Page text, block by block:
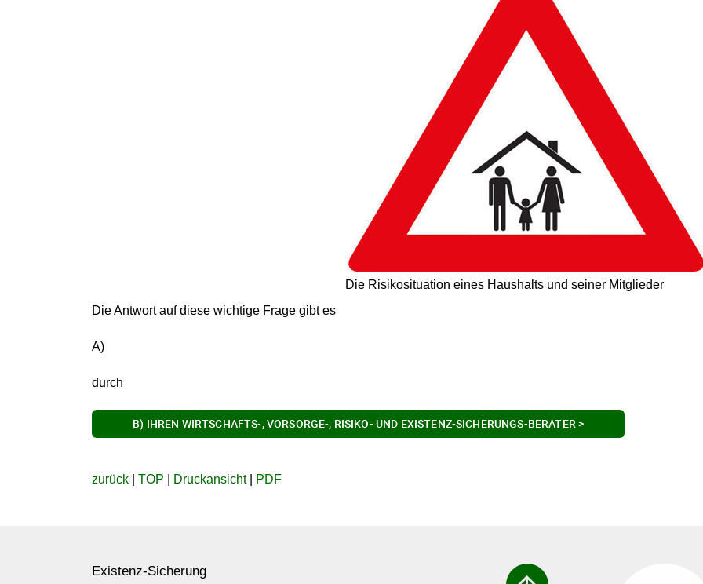
Die Risikosituation eines Haushalts und seiner Mitglieder
Die Antwort auf diese wichtige Frage gibt es
A)
durch
B) IHREN WIRTSCHAFTS-, VORSORGE-, RISIKO- UND EXISTENZ-SICHERUNGS-BERATER >
zurück TOP Druckansicht| PDF
Existenz-Sicherung